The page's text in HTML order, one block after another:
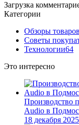
Загрузка
Категории
Обзоры товаров
Советы
Технологии64
Это интересно
Производство
Audio в
18 декабря 2025